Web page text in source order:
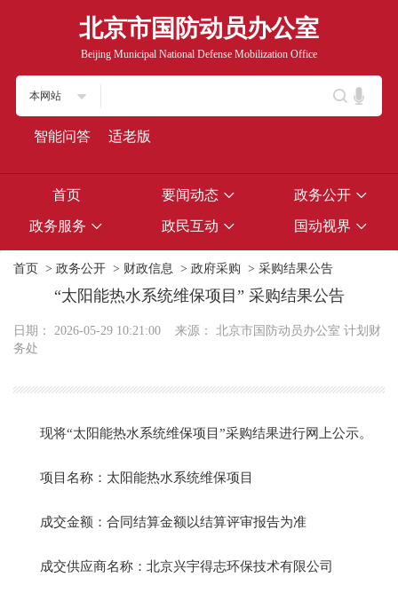
北京市国防动员办公室
Beijing Municipal National Defense Mobilization Office
本网站
智能问答 适老版
首页 要闻动态 政务公开
政务服务 政民互动 国动视界
首页 > 政务公开 > 财政信息 > 政府采购 > 采购结果公告
“太阳能热水系统维保项目” 采购结果公告
日期： 2026-05-29 10:21:00 来源：
北京市国防动员办公室 计划财
务处
现将“太阳能热水系统维保项目”采购结果进行网上公示。
项目名称：太阳能热水系统维保项目
成交金额：合同结算金额以结算评审报告为准
成交供应商名称：北京兴宇得志环保技术有限公司